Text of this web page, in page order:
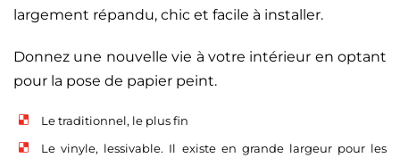
largement répandu, chic et facile à installer.
Donnez une nouvelle vie à votre intérieur en optant
pour la pose de papier peint.
Le traditionnel, le plus fin
Le vinyle, lessivable. Il existe en grande largeur pour les